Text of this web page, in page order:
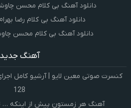
دانلود آهنگ بی کلام محسن
دانلود آهنگ بی کلام رضا
دانلود آهنگ بی کلام محسن
آهنگ جدید
128
آهنگ هر زمستون پیش از اینکه …